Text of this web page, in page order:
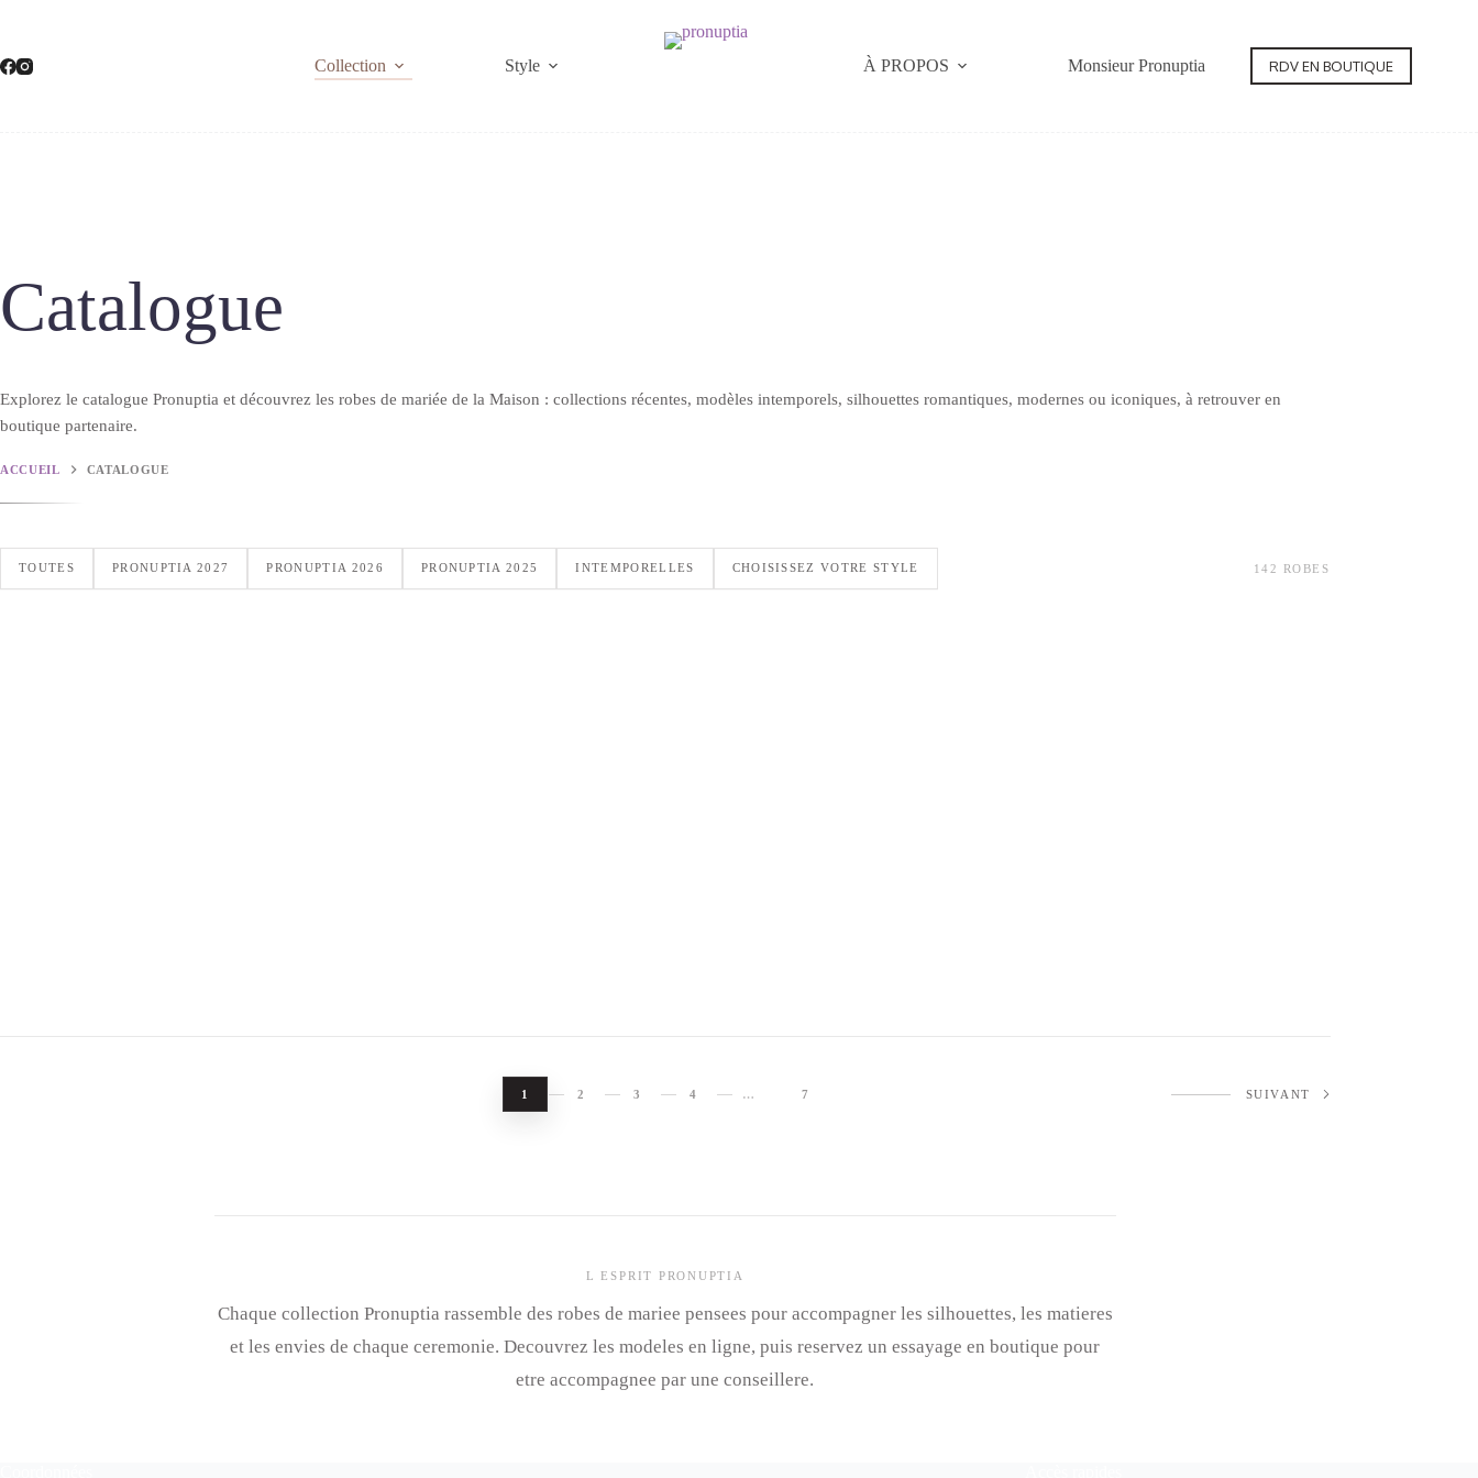
Collection
Style À PROPOS Monsieur Pronuptia Contact
RDV EN BOUTIQUE
Catalogue
Explorez le catalogue Pronuptia et découvrez les robes de mariée de la Maison : collections récentes, modèles intemporels, silhouettes romantiques, modernes ou iconiques, à retrouver en
boutique partenaire.
ACCUEIL CATALOGUE
TOUTES PRONUPTIA 2027 PRONUPTIA 2026 PRONUPTIA 2025 INTEMPORELLES CHOISISSEZ VOTRE STYLE 142 ROBES
1 2 3 4 … 7 SUIVANT
L ESPRIT PRONUPTIA
Chaque collection Pronuptia rassemble des robes de mariee pensees pour accompagner les silhouettes, les matieres
et les envies de chaque ceremonie. Decouvrez les modeles en ligne, puis reservez un essayage en boutique pour
etre accompagnee par une conseillere.